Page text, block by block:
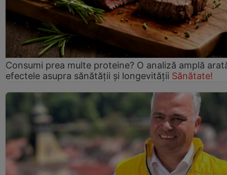
Consumi prea multe proteine? O analiză amplă
efectele asupra sănătății și longevității Sănătate!